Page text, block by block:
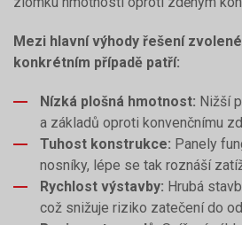
Mezi hlavní výhody řešení
konkrétním případě patří:
Nízká plošná hmotnost: Nižší
a základů oproti konvenčnímu
Tuhost konstrukce: Panely
nosníky, lépe se tak roznáší
Rychlost výstavby: Hrubá
což snižuje riziko zatečení do